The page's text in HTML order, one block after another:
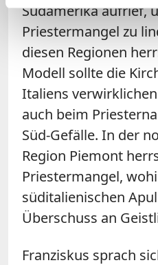
Südamerika aufrief,
Priestermangel zu
diesen Regionen
Modell sollte die
Italiens
auch beim
Süd-Gefälle. In der
Region Piemont
Priestermangel,
süditalienischen
Überschuss an
Franziskus sprach